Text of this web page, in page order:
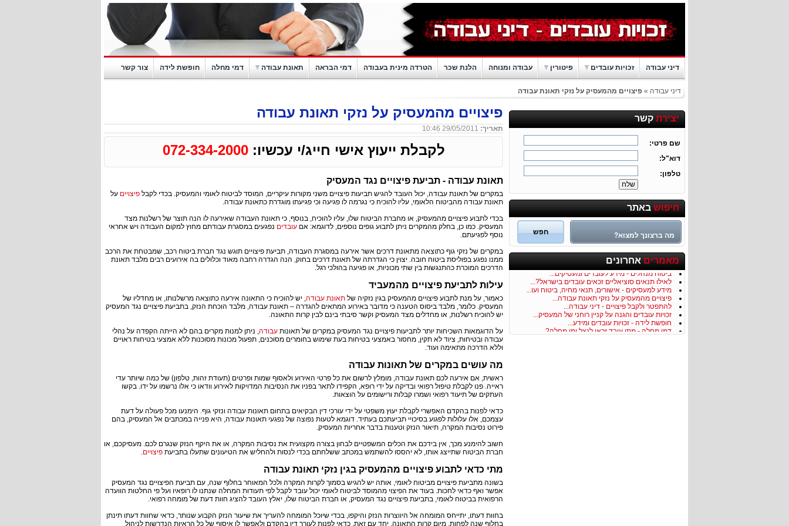
דיני עבודה זכויות עובדים פיטורין עבודה ומנוחה הלנת שכר הטרדה מינית בעבודה דמי הבראה תאונת עבודה דמי מחלה חופשת לידה צור קשר
דיני עבודה » פיצויים מהמעסיק על נזקי תאונת עבודה
יצירת קשר
שם פרטי:
דוא"ל:
טלפון:
חיפוש באתר
מאמרים אחרונים
מה כוללת מערכת היחסים שבין עובד למעבידו...
לשכת התעסוקה - זכאות לדמי אבטלה...
ביטוח מנהלים - מידע לעובדים ומעסיקים...
לאילו תנאים סוציאליים זכאים עובדים בישראל?...
מידע למעסיקים - אישורים, תנאי מחיה, ביטוח ועו...
פיצויים מהמעסיק על נזקי תאונת עבודה...
להתפטר ולקבל פיצויים - דיני עבודה...
זכויות עובדים והגנה על קניין רוחני של המעסיק...
חופשת לידה - זכויות עובדים ומידע...
דמי מחלה - מתי עובד זכאי לנצל ימי מחלה?...
פיצויים מהמעסיק על נזקי תאונת עבודה
תאריך:
לקבלת ייעוץ אישי חייג/י עכשיו:072-334-2000
תאונת עבודה - תביעת פיצויים נגד המעסיק
במקרים של תאונת עבודה, יכול העובד להגיש תביעות פיצויים משני מקורות עיקריים, המוסד לביטוח לאומי והמעסיק. בכדי לקבל פיצויים על
תאונת עבודה מהביטוח הלאומי, עליו להוכיח כי נגרמה לו פגיעה וכי פגיעתו מוגדרת כתאונת עבודה.
בכדי לתבוע פיצויים מהמעסיק, או מחברת הביטוח שלו, עליו להוכיח, בנוסף, כי תאונת העבודה שאירעה לו הנה תוצר של רשלנות מצד
המעסיק. כמו כן, בחלק מהמקרים ניתן לתבוע גופים נוספים, לדוגמא: אם עובדים נפגעים במסגרת עבודתם מחוץ למקום העבודה ויש אחראי
נוסף לפגיעתם.
במקרים של נזקי גוף כתוצאה מתאונת דרכים אשר אירעה במסגרת העבודה, תביעת פיצויים תוגש נגד חברת ביטוח רכב, שמבטחת את הרכב
ממנו נפגע בפוליסת ביטוח חובה. יצוין כי הגדרתה של תאונת דרכים בחוק, הנה הגדרה רחבה מאוד וכלולים בה אירועים רבים מלבד תאונת
הדרכים המוכרת כהתנגשות בין שתי מכוניות, או פגיעה בהולכי רגל.
עילות לתביעת פיצויים מהמעביד
כאמור, על מנת לתבוע פיצויים מהמעסיק בגין נזקיה של תאונת עבודה, יש להוכיח כי התאונה אירעה כתוצאה מרשלנותו, או מחדליו של
המעסיק. כלומר, מלבד ביסוס הטענה כי מדובר באירוע המתאים להגדרה – תאונת עבודה, מלבד הוכחת הנזק, בתביעת פיצויים נגד המעסיק
יש להוכיח רשלנות, או מחדלים מצד המעסיק וקשר סיבתי בינם לבין קרות התאונה.
על הדוגמאות השכיחות יותר לתביעות פיצויים נגד המעסיק במקרים של תאונות עבודה, ניתן למנות מקרים בהם לא הייתה הקפדה על נהלי
עבודה ובטיחות, ציוד לא תקין, מחסור באמצעי בטיחות בעת שימוש בחומרים מסוכנים, תפעול מכונות מסוכנות ללא אמצעי בטיחות ראויים
וללא הדרכה מתאימה ועוד.
מה עושים במקרים של תאונות עבודה
ראשית, אם אירעה לכם תאונת עבודה, מומלץ לרשום את כל פרטי האירוע ולאסוף שמות ופרטים (תעודת זהות, טלפון) של כמה שיותר עדי
ראייה. פנו לקבלת טיפול רפואי ובדיקה על ידי רופא, הקפידו לתאר בפניו את הנסיבות המדויקות לאירוע וודאו כי אלו נרשמו על ידו. בקשו
העתקים של תיעוד רפואי ושמרו קבלות ורישומים על הוצאות.
כדאי לפנות בהקדם האפשרי לקבלת יעוץ משפטי על ידי עורכי דין הבקיאים בתחום תאונות עבודה ונזקי גוף. הימנעו מכל פעולה על דעת
עצמכם, אלו עלולות לפגוע בסיכויי תביעתכם בעתיד. דוגמא לטעות נפוצה של נפגעי תאונות עבודה, היא פנייה במכתבים אל המעסיק, בהם
פירוט נסיבות המקרה, תיאור הנזק וטענות בדבר אחריות המעסיק.
חשוב להימנע מכך, אין בידכם את הכלים המשפטיים לבחון בצורה מקצועית את נסיבות המקרה, או את היקף הנזק שנגרם לכם. מעסיקכם, או
חברת הביטוח שתייצג אותו, לא יהססו להשתמש במכתב ששלחתם בכדי לנסות ולהחליש את הטיעונים שתעלו בתביעת פיצויים.
מתי כדאי לתבוע פיצויים מהמעסיק בגין נזקי תאונת עבודה
בשונה מתביעת פיצויים מביטוח לאומי, אותה יש להגיש בסמוך לקרות המקרה ולכל המאוחר בחלוף שנה, עם תביעת הפיצויים נגד המעסיק
אפשר ואף כדאי לחכות. בעוד את הפיצוי מהמוסד לביטוח לאומי יכול עובד לקבל לפי תעודות המחלה שנתנו לו רופאיו ועל פי החלטות הוועדה
הרפואית בביטוח לאומי, בתביעת פיצויים נגד המעסיק, או חברת הביטוח שלו, יאלץ העובד להציג חוות דעת של מומחה רפואי.
בחוות דעתו, יתייחס המומחה אל היווצרות הנזק והיקפו, בכדי שיוכל המומחה להעריך את שיעור הנזק הקבוע שנותר, כדאי שחוות דעתו תינתן
בחלוף שנה לפחות, מיום קרות התאונה. יחד עם זאת, כדאי לפנות לעורך דין בהקדם ולאפשר לו איסוף של כל הראיות הנדרשות לניהול